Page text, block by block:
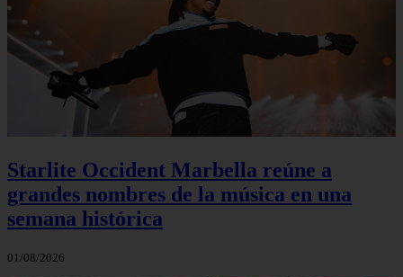
Starlite Occident Marbella reúne a
grandes nombres de la música en una
semana histórica
01/08/2026